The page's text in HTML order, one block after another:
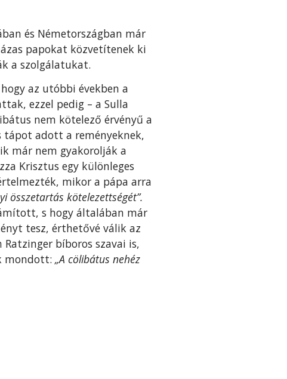
és Németországban már
papokat közvetítenek ki
a szolgálatukat.
az utóbbi években a
ezzel pedig – a Sulla
nem kötelező érvényű a
tápot adott a reményeknek,
már nem gyakorolják a
Krisztus egy különleges
mikor a pápa arra
összetartás kötelezettségét”.
s hogy általában már
tesz, érthetővé válik az
bíboros szavai is,
mondott: „A cölibátus nehéz